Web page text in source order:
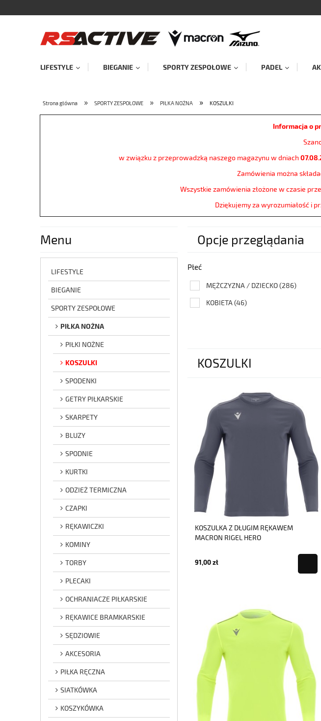
LIFESTYLE BIEGANIE SPORTY ZESPOŁOWE PADEL
Strona główna » SPORTY ZESPOŁOWE » PIŁKA NOŻNA » KOSZULKI
Informacja o
w związku z przeprowadzką naszego magazynu w dniach
Zamówienia można
Wszystkie zamówienia złożone w czasie
Dziękujemy za wyrozumiałość i
Menu
LIFESTYLE
BIEGANIE
SPORTY ZESPOŁOWE
PIŁKA NOŻNA
PIŁKI NOŻNE
KOSZULKI
SPODENKI
GETRY PIŁKARSKIE
SKARPETY
BLUZY
SPODNIE
KURTKI
ODZIEŻ TERMICZNA
CZAPKI
RĘKAWICZKI
KOMINY
TORBY
PLECAKI
OCHRANIACZE PIŁKARSKIE
RĘKAWICE BRAMKARSKIE
SĘDZIOWIE
AKCESORIA
PIŁKA RĘCZNA
SIATKÓWKA
KOSZYKÓWKA
Opcje przeglądania
Płeć
MĘŻCZYZNA / DZIECKO(286)
KOBIETA (46)
KOSZULKI
KOSZULKA Z DŁUGIM RĘKAWEM
MACRON RIGEL HERO
91,00 zł